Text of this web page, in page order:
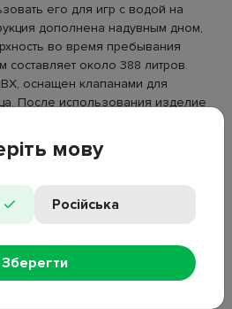
его для игр с водой на
дополнена надувным дном,
во время пребывания
составляет около 388 литров.
оснащен клапанами для
После использования изделие
2-6 лет;
51505.
мову
Російська
Зберегти